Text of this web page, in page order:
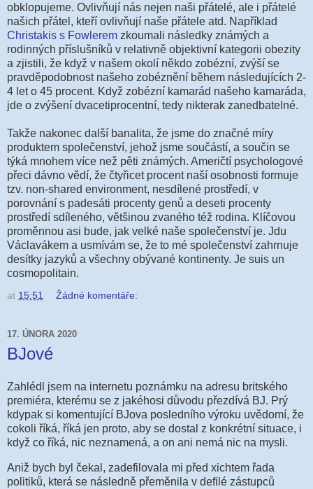
obklopujeme. Ovlivňují nás nejen naši přátelé, ale i přátelé
našich přátel, kteří ovlivňují naše přátele atd. Například
Christakis s Fowlerem zkoumali následky známých a
rodinných příslušníků v relativně objektivní kategorii obezity
a zjistili, že když v našem okolí někdo zobézní, zvýší se
pravděpodobnost našeho zobéznění během následujících 2-
4 let o 45 procent. Když zobézní kamarád našeho kamaráda,
jde o zvýšení dvacetiprocentní, tedy nikterak zanedbatelné.
Takže nakonec další banalita, že jsme do značné míry
produktem společenství, jehož jsme součástí, a součin se
týká mnohem více než pěti známých. Američtí psychologové
přeci dávno vědí, že čtyřicet procent naší osobnosti formuje
tzv. non-shared environment, nesdílené prostředí, v
porovnání s padesáti procenty genů a deseti procenty
prostředí sdíleného, většinou zvaného též rodina. Klíčovou
proměnnou asi bude, jak velké naše společenství je. Jdu
Václavákem a usmívám se, že to mé společenství zahrnuje
desítky jazyků a všechny obývané kontinenty. Je suis un
cosmopolitain.
at 15:51 Žádné komentáře:
17. ÚNORA 2020
BJové
Zahlédl jsem na internetu poznámku na adresu britského
premiéra, kterému se z jakéhosi důvodu přezdívá BJ. Prý
kdypak si komentující BJova posledního výroku uvědomí, že
cokoli říká, říká jen proto, aby se dostal z konkrétní situace, i
když co říká, nic neznamená, a on ani nemá nic na mysli.
Aniž bych byl čekal, zadefilovala mi před xichtem řada
politiků, která se následně přeměnila v defilé zástupců